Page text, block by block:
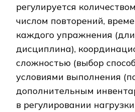
регулируется
числом повторений,
каждого упражнения
дисциплина),
сложностью (выбор
условиями выполнения
дополнительным
в регулировании